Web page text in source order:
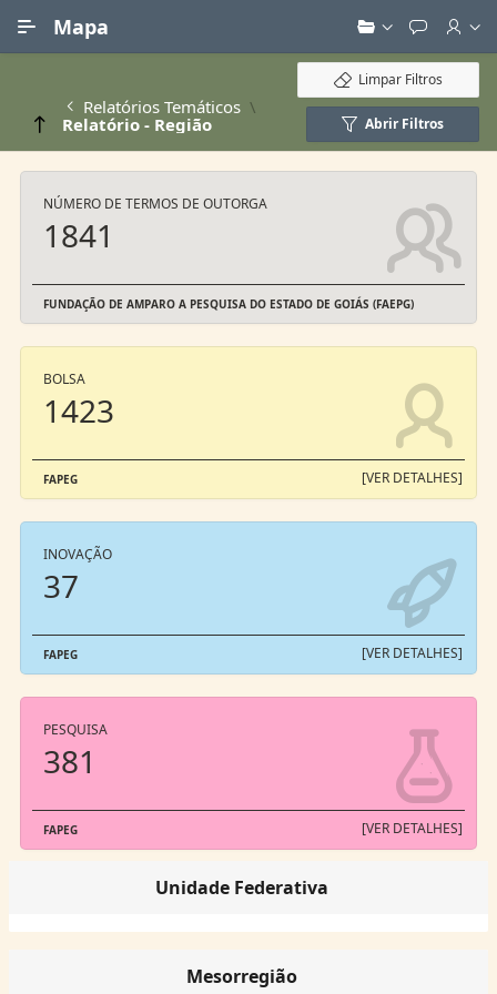
Mapa
Relatórios Temáticos
Relatório - Região
Limpar Filtros
Abrir Filtros
NÚMERO DE TERMOS DE OUTORGA
1841
FUNDAÇÃO DE AMPARO A PESQUISA DO ESTADO DE GOIÁS (FAEPG)
BOLSA
1423
FAPEG [VER DETALHES]
INOVAÇÃO
37
FAPEG [VER DETALHES]
PESQUISA
381
FAPEG [VER DETALHES]
Unidade Federativa
Mesorregião